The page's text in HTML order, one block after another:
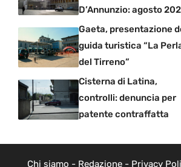
D’Annunzio: agosto
Gaeta, presentazione
guida turistica “La
del Tirreno”
Cisterna di Latina,
controlli: denuncia per
patente contraffatta
Chi siamo - Redazione- Privacy